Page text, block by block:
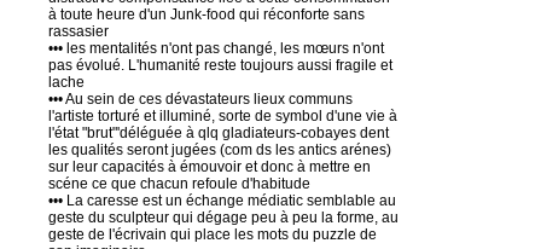
à toute heure d'un Junk-food qui réconforte sans
rassasier
••• les mentalités n'ont pas changé, les mœurs n'ont
pas évolué. L'humanité reste toujours aussi fragile et
lache
••• Au sein de ces dévastateurs lieux communs
l'artiste torturé et illuminé, sorte de symbol d'une vie à
l'état "brut"'déléguée à qlq gladiateurs-cobayes dent
les qualités seront jugées (com ds les antics arénes)
sur leur capacités à émouvoir et donc à mettre en
scéne ce que chacun refoule d'habitude
••• La caresse est un échange médiatic semblable au
geste du sculpteur qui dégage peu à peu la forme, au
geste de l'écrivain qui place les mots du puzzle de